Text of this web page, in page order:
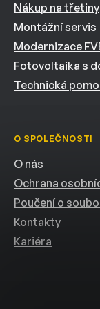
Nákup na třetiny
Montážní servis
Modernizace
Fotovoltaika s
Technická
O SPOLEČNOSTI
O nás
Ochrana
Poučení o
Kontakty
Kariéra